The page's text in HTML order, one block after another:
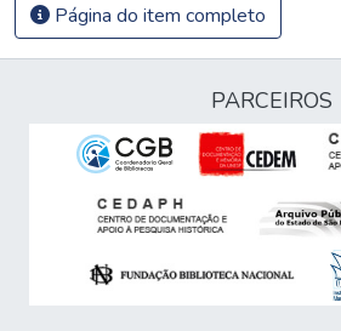
Página do item completo
PARCEIROS